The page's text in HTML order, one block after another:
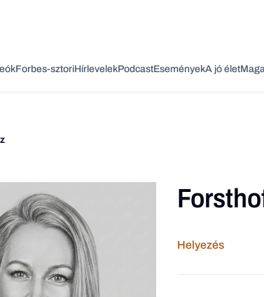
Vagy
Forbes-sztoriHírlevelekPodcastEseményekA jó élet
Helyezés